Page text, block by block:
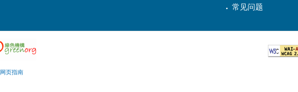
常见问题
网页指南